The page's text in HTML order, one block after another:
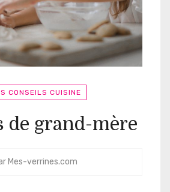
CONSEILS CUISINE
de grand-mère
Mes-verrines.com